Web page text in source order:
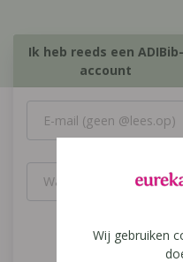
Ik heb reeds een ADIBib-
account
Wij gebruiken